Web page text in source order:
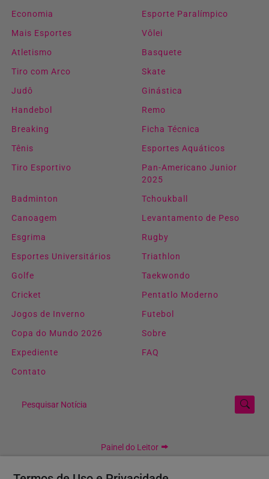
Economia
Esporte Paralímpico
Mais Esportes
Vôlei
Atletismo
Basquete
Tiro com Arco
Skate
Judô
Ginástica
Handebol
Remo
Breaking
Ficha Técnica
Tênis
Esportes Aquáticos
Tiro Esportivo
Pan-Americano Junior
2025
Badminton
Tchoukball
Canoagem
Levantamento de Peso
Esgrima
Rugby
Esportes Universitários
Triathlon
Golfe
Taekwondo
Cricket
Pentatlo Moderno
Jogos de Inverno
Futebol
Copa do Mundo 2026
Sobre
Expediente
FAQ
Contato
Pesquisar Notícia
Painel do Leitor